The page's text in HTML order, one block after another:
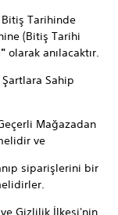
Tarihinde
(Bitiş Tarihi
olarak anılacaktır.
Sahip
Mağazadan
ve
siparişlerini bir
ve Gizlilik İlkesi'nin